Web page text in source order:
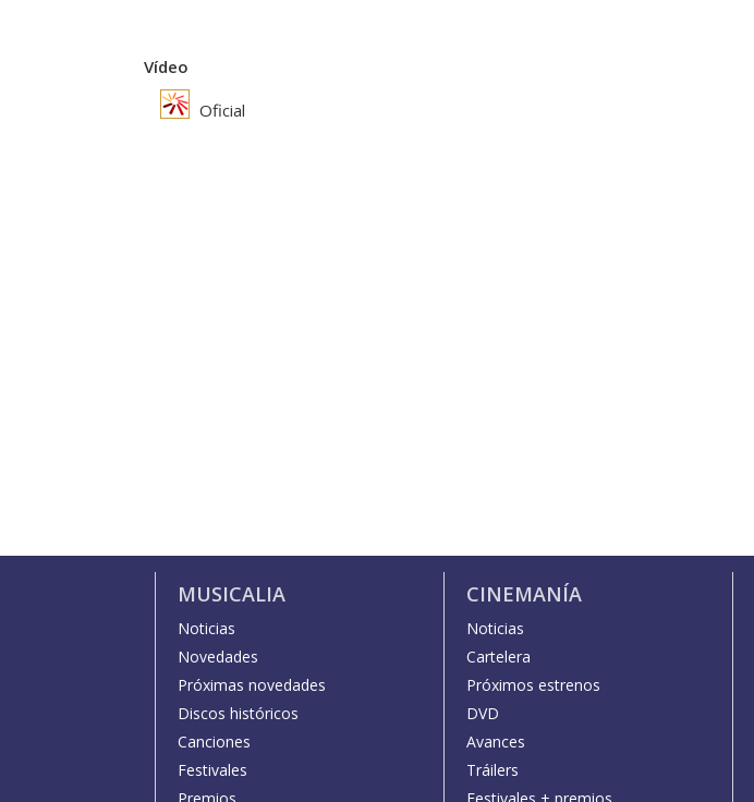
Vídeo
Oficial
MUSICALIA
Noticias
Novedades
Próximas novedades
Discos históricos
Canciones
Festivales
CINEMANÍA
Noticias
Cartelera
Próximos estrenos
DVD
Avances
Tráilers